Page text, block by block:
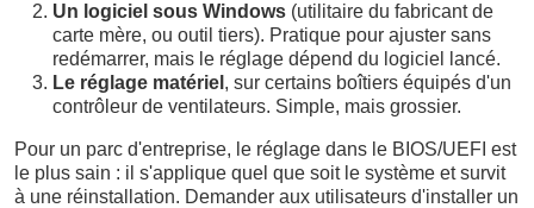
Un logiciel sous Windows (utilitaire du fabricant de
carte mère, ou outil tiers). Pratique pour ajuster sans
redémarrer, mais le réglage dépend du logiciel lancé.
Le réglage matériel , sur certains boîtiers équipés d'un
contrôleur de ventilateurs. Simple, mais grossier.
Pour un parc d'entreprise, le réglage dans le BIOS/UEFI est
le plus sain : il s'applique quel que soit le système et survit
à une réinstallation. Demander aux utilisateurs d'installer un